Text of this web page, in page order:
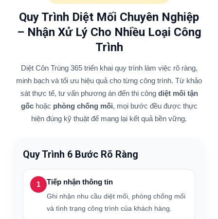
Quy Trình Diệt Mối Chuyên Nghiệp
– Nhận Xử Lý Cho Nhiều Loại Công
Trình
Diệt Côn Trùng 365 triển khai quy trình làm việc rõ ràng,
minh bạch và tối ưu hiệu quả cho từng công trình. Từ khảo
sát thực tế, tư vấn phương án đến thi công diệt mối tận
gốchoặc phòng chống mối, mọi bước đều được thực
hiện đúng kỹ thuật để mang lại kết quả bền vững.
Quy Trình 6 Bước Rõ Ràng
1 Tiếp nhận thông tin
Ghi nhận nhu cầu diệt mối, phòng chống mối
và tình trạng công trình của khách hàng.